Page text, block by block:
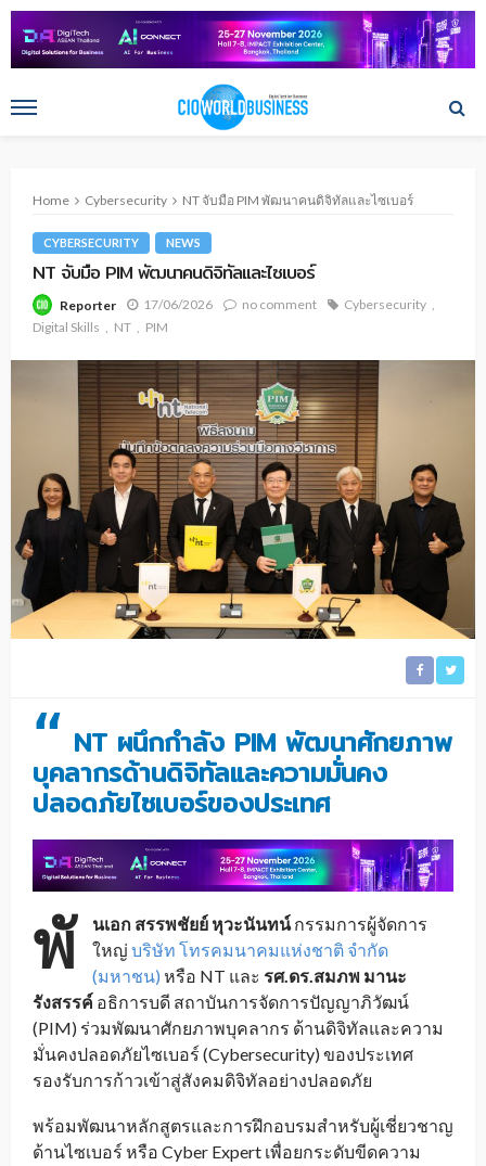
Home Cybersecurity NT จับมือ PIM พัฒนาคนดิจิทัลและไซเบอร์
CYBERSECURITY NEWS
NT จับมือ PIM พัฒนาคนดิจิทัลและไซเบอร์
Reporter 17/06/2026 no comment
Cybersecurity
Digital Skills
NT PIM
“ NT ผนึกกำลัง PIM พัฒนาศักยภาพ
บุคลากรด้านดิจิทัลและความมั่นคง
ปลอดภัยไซเบอร์ของประเทศ
พั นเอก สรรพชัยย์ หุวะนันทน์กรรมการผู้จัดการ
ใหญ่ บริษัท โทรคมนาคมแห่งชาติ จำกัด
(มหาชน) หรือ NT และ รศ.ดร.สมภพ มานะ
รังสรรค์ อธิการบดี สถาบันการจัดการปัญญาภิวัฒน์
(PIM) ร่วมพัฒนาศักยภาพบุคลากร ด้านดิจิทัลและความ
มั่นคงปลอดภัยไซเบอร์ (Cybersecurity) ของประเทศ
รองรับการก้าวเข้าสู่สังคมดิจิทัลอย่างปลอดภัย
พร้อมพัฒนาหลักสูตรและการฝึกอบรมสำหรับผู้เชี่ยวชาญ
ด้านไซเบอร์ หรือ Cyber Expert เพื่อยกระดับขีดความ